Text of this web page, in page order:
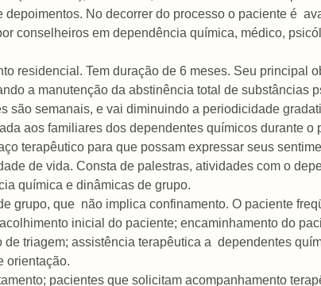
depoimentos. No decorrer do processo o paciente é
conselheiros em dependência química, médico,
residencial. Tem duração de 6 meses. Seu principal
a manutenção da abstinência total de substâncias
são semanais, e vai diminuindo a periodicidade
aos familiares dos dependentes químicos durante o
terapêutico para que possam expressar seus
de vida. Consta de palestras, atividades com o
química e dinâmicas de grupo.
grupo, que não implica confinamento. O paciente
inicial do paciente; encaminhamento do
triagem; assistência terapêutica a dependentes
orientação.
pacientes que solicitam acompanhamento